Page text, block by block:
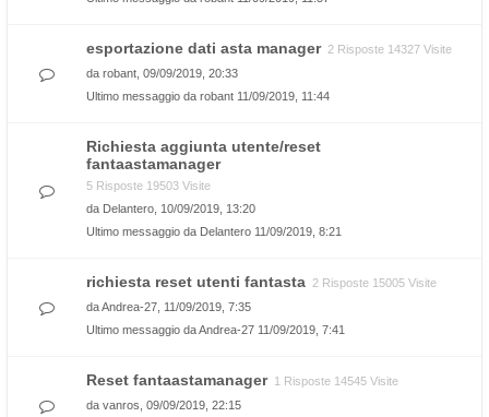
esportazione dati asta manager 2 Risposte 14327 Visite
da robant , 09/09/2019, 20:33
Ultimo messaggio da robant 11/09/2019, 11:44
Richiesta aggiunta utente/reset
fantaastamanager
5 Risposte 19503 Visite
da Delantero , 10/09/2019, 13:20
Ultimo messaggio da Delantero 11/09/2019, 8:21
richiesta reset utenti fantasta 2 Risposte 15005 Visite
daAndrea-27 , 11/09/2019, 7:35
Ultimo messaggio daAndrea-27 11/09/2019, 7:41
Reset fantaastamanager 1 Risposte 14545 Visite
da vanros , 09/09/2019, 22:15